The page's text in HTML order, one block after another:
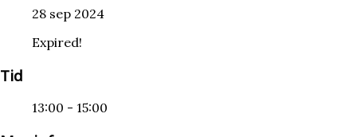
28 sep 2024
Expired!
Tid
13:00 - 15:00